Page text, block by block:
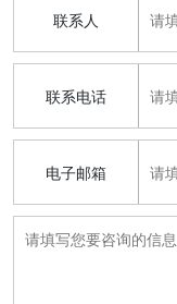
联系人
联系电话
电子邮箱